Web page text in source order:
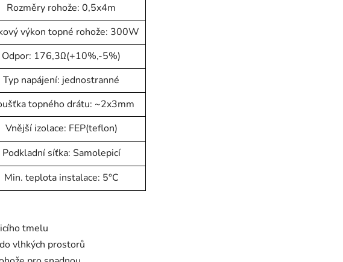
Rozměry rohože: 0,5x4m
výkon topné rohože: 300W
Odpor: 176,3Ω(+10%,-5%)
Typ napájení: jednostranné
topného drátu: ~2x3mm
Vnější izolace: FEP(teflon)
Podkladní síťka: Samolepicí
Min. teplota instalace: 5°C
tmelu
vlhkých prostorů